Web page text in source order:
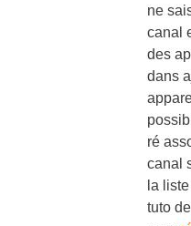
ne
canal
des
dans
ré
canal
la
tuto